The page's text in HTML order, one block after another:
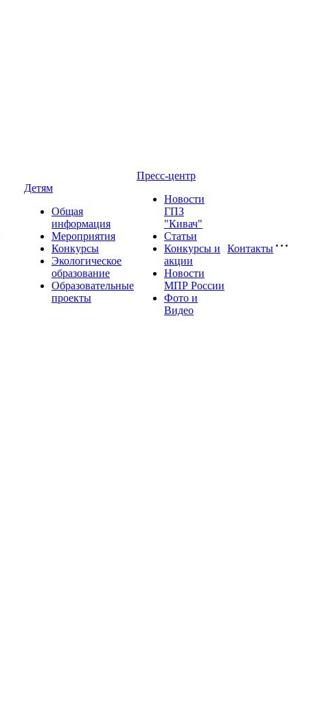
Детям
Общая
информация
Мероприятия
Конкурсы
Экологическое
образование
Образовательные
проекты
Пресс-центр
Новости
ГПЗ
"Кивач"
Статьи
Конкурсы и
акции
Новости
МПР России
Фото и
Видео
Контакты